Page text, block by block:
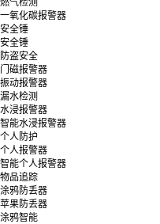
燃气检测
一氧化碳报警器
安全锤
安全锤
防盗安全
门磁报警器
振动报警器
漏水检测
水浸报警器
智能水浸报警器
个人防护
个人报警器
智能个人报警器
物品追踪
涂鸦防丢器
苹果防丢器
涂鸦智能